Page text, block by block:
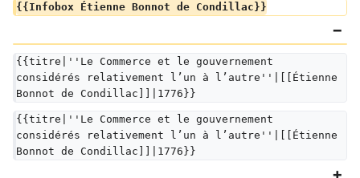
{{Infobox Étienne Bonnot de Condillac}}
{{titre|''Le Commerce et le gouvernement
considérés relativement l’un à l’autre''|[[Étienne
Bonnot de Condillac]]|1776}}
{{titre|''Le Commerce et le gouvernement
considérés relativement l’un à l’autre''|[[Étienne
Bonnot de Condillac]]|1776}}